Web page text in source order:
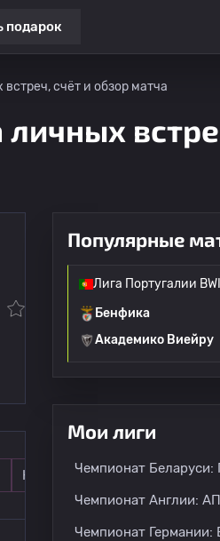
подарок
счёт и обзор матча
Комментарии
Популярные
15.08
Лига Португалии
Бенфика
Академико Виейру
Мои лиги
Чемпионат Беларуси:
Чемпионат Англии:
Чемпионат Германии: